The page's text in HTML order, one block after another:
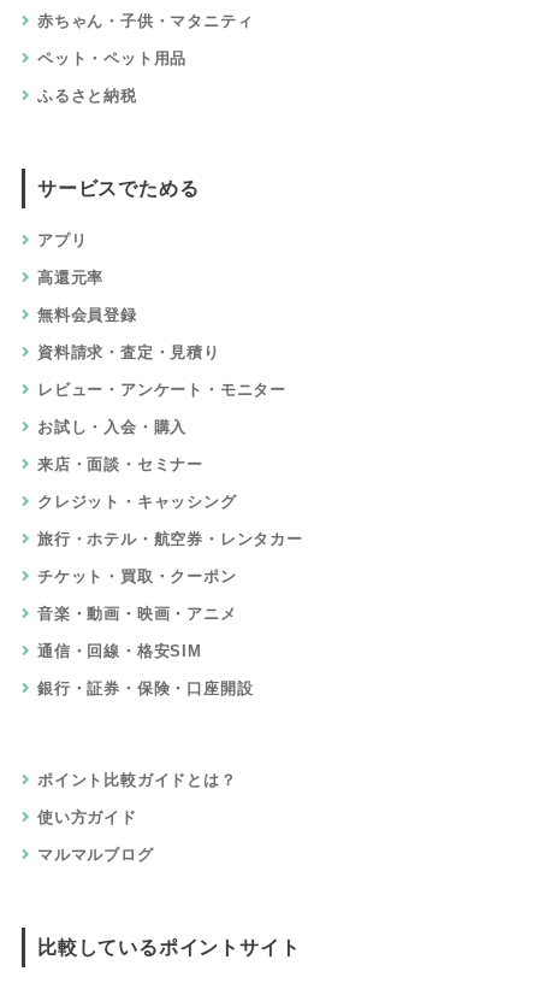
赤ちゃん・子供・マタニティ
ペット・ペット用品
ふるさと納税
サービスでためる
アプリ
高還元率
無料会員登録
資料請求・査定・見積り
レビュー・アンケート・モニター
お試し・入会・購入
来店・面談・セミナー
クレジット・キャッシング
旅行・ホテル・航空券・レンタカー
チケット・買取・クーポン
音楽・動画・映画・アニメ
通信・回線・格安SIM
銀行・証券・保険・口座開設
ポイント比較ガイドとは？
使い方ガイド
マルマルブログ
比較しているポイントサイト